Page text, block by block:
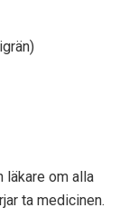
läkare om alla
ta medicinen.